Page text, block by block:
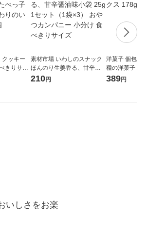
クッキー
きりサイ
こだわ
素材市場 いわしのスナック
ほんのり生姜香る、甘辛醤
油味小袋 25g 1セット（1袋
210円
洋菓子 個包装
種の洋菓子ミ
個 クリート
389円
いしさをお楽